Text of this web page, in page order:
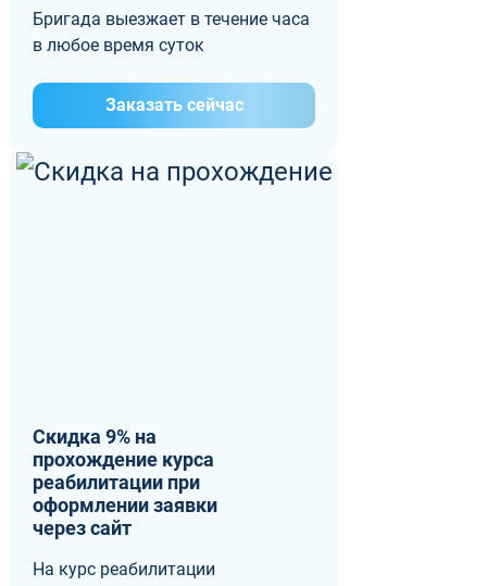
Бригада выезжает в течение часа
в любое время суток
Заказать сейчас
Скидка 9% на
прохождение курса
реабилитации при
оформлении заявки
через сайт
На курс реабилитации